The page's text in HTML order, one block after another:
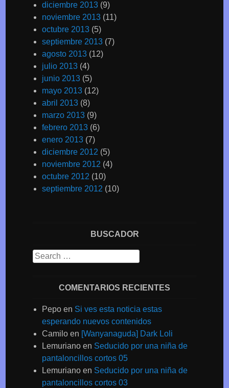
diciembre 2013 (9)
noviembre 2013 (11)
octubre 2013 (5)
septiembre 2013 (7)
agosto 2013 (12)
julio 2013 (4)
junio 2013 (5)
mayo 2013 (12)
abril 2013 (8)
marzo 2013 (9)
febrero 2013 (6)
enero 2013 (7)
diciembre 2012 (5)
noviembre 2012 (4)
octubre 2012 (10)
septiembre 2012 (10)
BUSCADOR
Search
COMENTARIOS RECIENTES
Pepo en Si ves esta noticia estas
esperando nuevos contenidos
Camilo en [Wanyanaguda] Dark Loli
Lemuriano en Seducido por una niña de
pantaloncillos cortos 05
Lemuriano en Seducido por una niña de
pantaloncillos cortos 03